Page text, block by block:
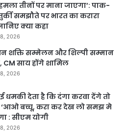
तीनों पर माना जाएगा’: पाक-
समझौते पर भारत का करारा
क्या कहा
2026
शक्ति सम्मेलन और शिल्पी सम्मान
CM साय होंगे शामिल
2026
देता है कि दंगा करवा देंगे तो
‘आओ बच्चू, करा कर देख लो समझ मे
: सीएम योगी
2026